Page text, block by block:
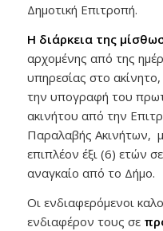
Δημοτική Επιτροπή.
Η διάρκεια της
αρχομένης από της
υπηρεσίας στο
την υπογραφή του
ακινήτου από την
Παραλαβής Ακινήτων,
επιπλέον έξι (6) ετών
αναγκαίο από το Δήμο.
Οι ενδιαφερόμενοι
ενδιαφέρον τους σε